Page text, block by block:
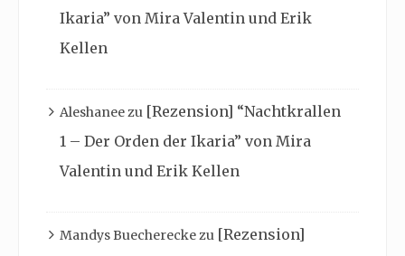
Ikaria” von Mira Valentin und Erik
Kellen
Aleshaneezu [Rezension] “Nachtkrallen
1 – Der Orden der Ikaria” von Mira
Valentin und Erik Kellen
Mandys Buechereckezu [Rezension]